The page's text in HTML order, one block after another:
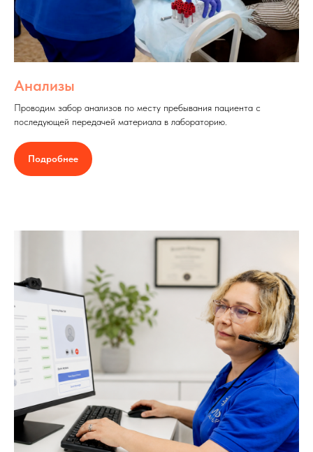
Анализы
Проводим забор анализов по месту пребывания пациента с
последующей передачей материала в лабораторию.
Подробнее